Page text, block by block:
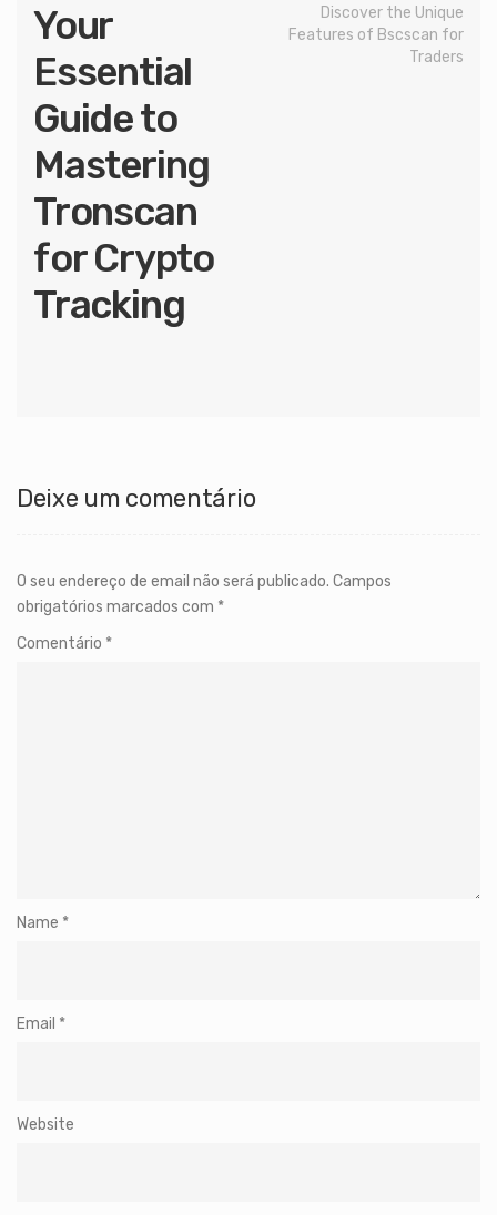
Your
Essential
Guide to
Mastering
Tronscan
for Crypto
Tracking
Discover the Unique
Features of Bscscan for
Traders
Deixe um comentário
O seu endereço de email não será publicado. Campos
obrigatórios marcados com *
Comentário *
Name *
Email *
Website